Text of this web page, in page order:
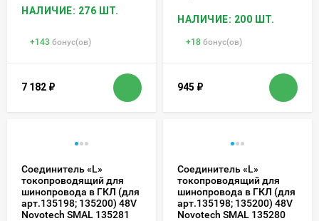
НАЛИЧИЕ: 276 ШТ.
+143 бонус(ов)
7 182 ₽
НАЛИЧИЕ: 200 ШТ.
+18 бонус(ов)
945 ₽
Соединитель «L»
токопроводящий для
шинопровода в ГКЛ (для
арт.135198; 135200) 48V
Novotech SMAL 135281
Соединитель «L»
токопроводящий для
шинопровода в ГКЛ (для
арт.135198; 135200) 48V
Novotech SMAL 135280